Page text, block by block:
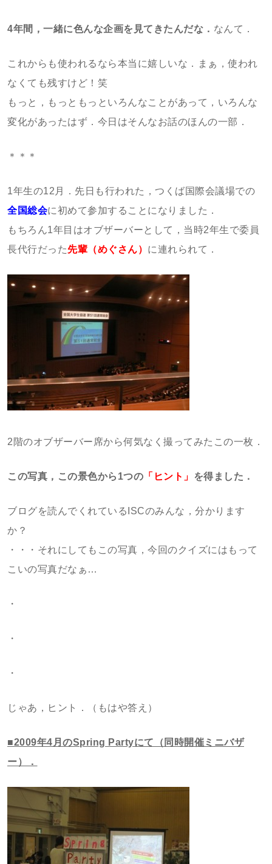
4年間，一緒に色んな企画を見てきたんだな． なんて．
これからも使われるなら本当に嬉しいな．まぁ，使われ
なくても残すけど！笑
もっと，もっともっといろんなことがあって，いろんな
変化があったはず．今日はそんなお話のほんの一部．
＊＊＊
1年生の12月．先日も行われた，つくば国際会議場での
全国総会に初めて参加することになりました．
もちろん1年目はオブザーバーとして，当時2年生で委員
長代行だった先輩（めぐさん） に連れられて．
2階のオブザーバー席から何気なく撮ってみたこの一枚．
この写真，この景色から1つの 「ヒント」 を得ました．
ブログを読んでくれているISCのみんな，分かります
か？
・・・それにしてもこの写真，今回のクイズにはもって
こいの写真だなぁ…
・
・
・
じゃあ，ヒント．（もはや答え）
■2009年4月のSpring Partyにて（同時開催ミニバザ
ー）．